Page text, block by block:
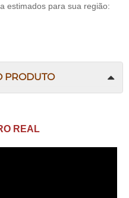
estimados para sua região:
PRODUTO
REAL